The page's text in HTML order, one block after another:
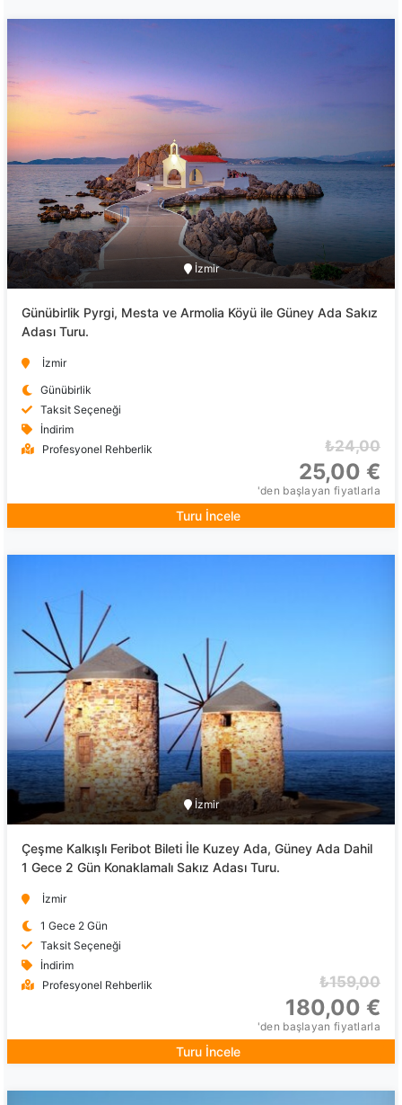
İzmir
Günübirlik Pyrgi, Mesta ve Armolia Köyü ile Güney Ada Sakız
Adası Turu.
İzmir
Günübirlik
Taksit Seçeneği
İndirim
Profesyonel Rehberlik
₺24,00
25,00 €
'den başlayan fiyatlarla
Turu İncele
İzmir
Çeşme Kalkışlı Feribot Bileti İle Kuzey Ada, Güney Ada Dahil
1 Gece 2 Gün Konaklamalı Sakız Adası Turu.
İzmir
1 Gece 2 Gün
Taksit Seçeneği
İndirim
Profesyonel Rehberlik
₺159,00
180,00 €
'den başlayan fiyatlarla
Turu İncele